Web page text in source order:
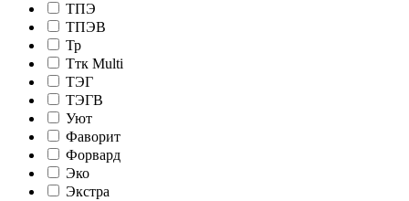
ТПЭ
ТПЭВ
Тр
Ттк Multi
ТЭГ
ТЭГВ
Уют
Фаворит
Форвард
Эко
Экстра